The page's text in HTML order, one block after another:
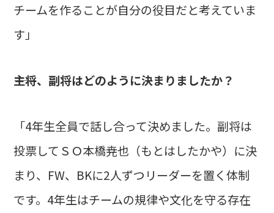
チームを作ることが自分の役目だと考えていま
す」
――主将、副将はどのように決まりましたか？
「4年生全員で話し合って決めました。副将は
投票してＳＯ本橋尭也（もとはしたかや）に決
まり、FW、BKに2人ずつリーダーを置く体制
です。4年生はチームの規律や文化を守る存在